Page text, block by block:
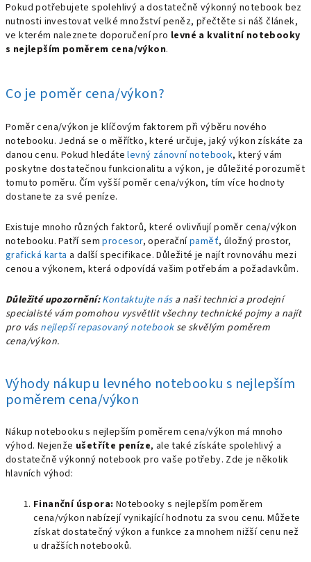
Pokud potřebujete spolehlivý a dostatečně výkonný notebook bez
nutnosti investovat velké množství peněz, přečtěte si náš článek,
ve kterém naleznete doporučení pro levné a kvalitní notebooky
s nejlepším poměrem cena/výkon.
Co je poměr cena/výkon?
Poměr cena/výkon je klíčovým faktorem při výběru nového
notebooku. Jedná se o měřítko, které určuje, jaký výkon získáte za
danou cenu. Pokud hledátelevný zánovní notebook, který vám
poskytne dostatečnou funkcionalitu a výkon, je důležité porozumět
tomuto poměru. Čím vyšší poměr cena/výkon, tím více hodnoty
dostanete za své peníze.
Existuje mnoho různých faktorů, které ovlivňují poměr cena/výkon
notebooku. Patří semprocesor, operačnípaměť, úložný prostor,
grafická karta a další specifikace. Důležité je najít rovnováhu mezi
cenou a výkonem, která odpovídá vašim potřebám a požadavkům.
Důležité upozornění:Kontaktujte nása naši technici a prodejní
specialisté vám pomohou vysvětlit všechny technické pojmy a najít
pro vás nejlepší repasovaný notebookse skvělým poměrem
cena/výkon.
Výhody nákupu levného notebooku s nejlepším
poměrem cena/výkon
Nákup notebooku s nejlepším poměrem cena/výkon má mnoho
výhod. Nejenže ušetříte peníze, ale také získáte spolehlivý a
dostatečně výkonný notebook pro vaše potřeby. Zde je několik
hlavních výhod:
Finanční úspora: Notebooky s nejlepším poměrem
cena/výkon nabízejí vynikající hodnotu za svou cenu. Můžete
získat dostatečný výkon a funkce za mnohem nižší cenu než
u dražších notebooků.